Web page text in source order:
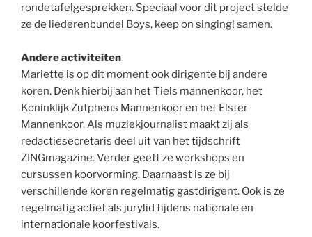
rondetafelgesprekken. Speciaal voor dit project stelde
ze de liederenbundel Boys, keep on singing! samen.
Andere activiteiten
Mariette is op dit moment ook dirigente bij andere
koren. Denk hierbij aan het Tiels mannenkoor, het
Koninklijk Zutphens Mannenkoor en het Elster
Mannenkoor. Als muziekjournalist maakt zij als
redactiesecretaris deel uit van het tijdschrift
ZINGmagazine. Verder geeft ze workshops en
cursussen koorvorming. Daarnaast is ze bij
verschillende koren regelmatig gastdirigent. Ook is ze
regelmatig actief als jurylid tijdens nationale en
internationale koorfestivals.